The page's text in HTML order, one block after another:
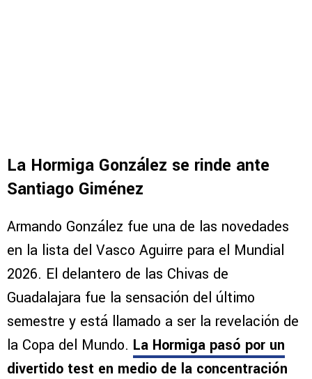
La Hormiga González se rinde ante
Santiago Giménez
Armando González fue una de las novedades
en la lista del Vasco Aguirre para el Mundial
2026. El delantero de las Chivas de
Guadalajara fue la sensación del último
semestre y está llamado a ser la revelación de
la Copa del Mundo. La Hormiga pasó por un
divertido test en medio de la concentración